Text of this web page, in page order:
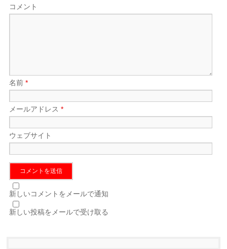
コメント
名前*
メールアドレス*
ウェブサイト
新しいコメントをメールで通知
新しい投稿をメールで受け取る